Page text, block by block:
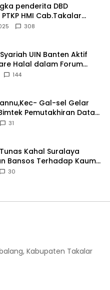
penderita DBD
HMI Cab.Takalar
308
UIN Banten Aktif
Halal dalam Forum
144
Gal-sel Gelar
Pemutakhiran Data
31
Kahal Suralaya
Bansos Terhadap Kaum
Yatim-Piatu
30
Kabupaten Takalar